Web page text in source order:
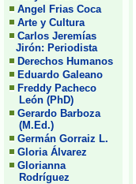
Angel Frias Coca
Arte y Cultura
Carlos Jeremías
Jirón: Periodista
Derechos Humanos
Eduardo Galeano
Freddy Pacheco
León (PhD)
Gerardo Barboza
(M.Ed.)
Germán Gorraiz L.
Gloria Álvarez
Glorianna
Rodríguez